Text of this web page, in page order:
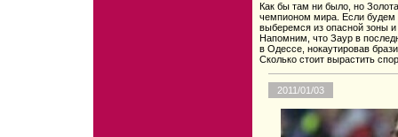
Как бы там ни было, но
чемпионом мира. Если будем
выберемся из опасной зоны
Напомним, что Заур в
в Одессе, нокаутировав
Сколько стоит вырастить
2011/01/03